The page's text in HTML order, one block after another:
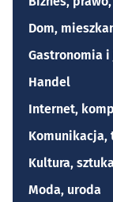
Dom,
Gastronomia
Handel
Internet,
Komunikacja,
Kultura, sztuka
Moda, uroda